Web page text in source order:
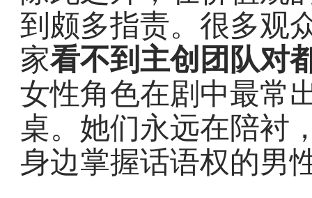
到颇多指责。很多观
家看不到主创团队对
女性角色在剧中最常
桌。她们永远在陪衬
身边掌握话语权的男